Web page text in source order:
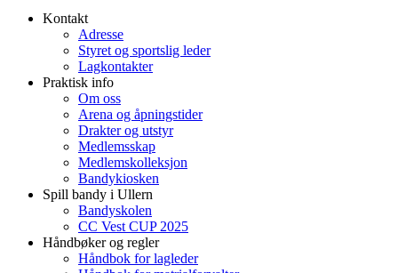
Kontakt
Adresse
Styret og sportslig leder
Lagkontakter
Praktisk info
Om oss
Arena og åpningstider
Drakter og utstyr
Medlemsskap
Medlemskolleksjon
Bandykiosken
Spill bandy i Ullern
Bandyskolen
CC Vest CUP 2025
Håndbøker og regler
Håndbok for lagleder